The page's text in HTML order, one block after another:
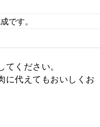
です。
ください。
に代えてもおいしくお